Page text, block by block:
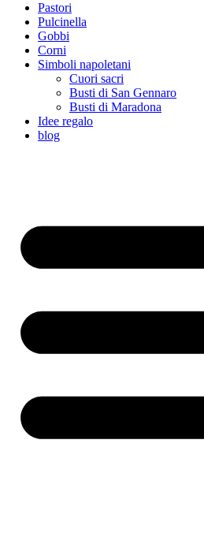
Pastori
Pulcinella
Gobbi
Corni
Simboli napoletani
Cuori sacri
Busti di San Gennaro
Busti di Maradona
Idee regalo
blog